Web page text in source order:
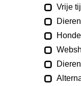
Vrije